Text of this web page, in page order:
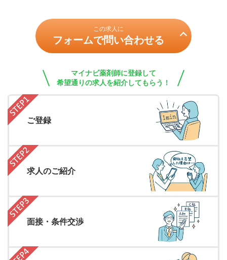
この求人に
フォームで問い合わせる
マイナビ薬剤師に登録して
希望通りの求人を紹介してもらう！
ご登録
求人のご紹介
面接・条件交渉